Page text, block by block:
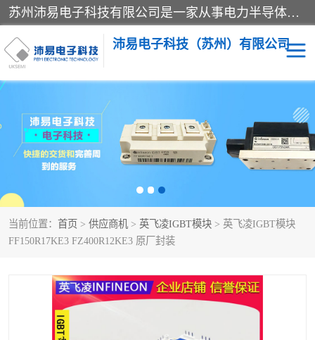
苏州沛易电子科技有限公司是一家从事电力半导体器件和电子元器件的专业代理及分销商，产品包括：IGBT模块、IPM模块、PIM模块、二极管、三极管、可控硅、整流桥、IGBT单管、IGBT电路驱动板、GTR达林顿模块、快恢复二极管、肖特基二极管、熔断器、IC集成电路、快速熔断器等。
沛易电子科技（苏州）有限公司
当前位置： 首页 > 供应商机 > 英飞凌IGBT模块 > 英飞凌IGBT模块
FF150R17KE3 FZ400R12KE3 原厂封装
西门康 英飞凌
快恢复二极管 英飞凌IGBT模块
SEMIKRON西门康IGBT SEMIKRON西门康可控硅
器
MOS管场效应管 晶闸管